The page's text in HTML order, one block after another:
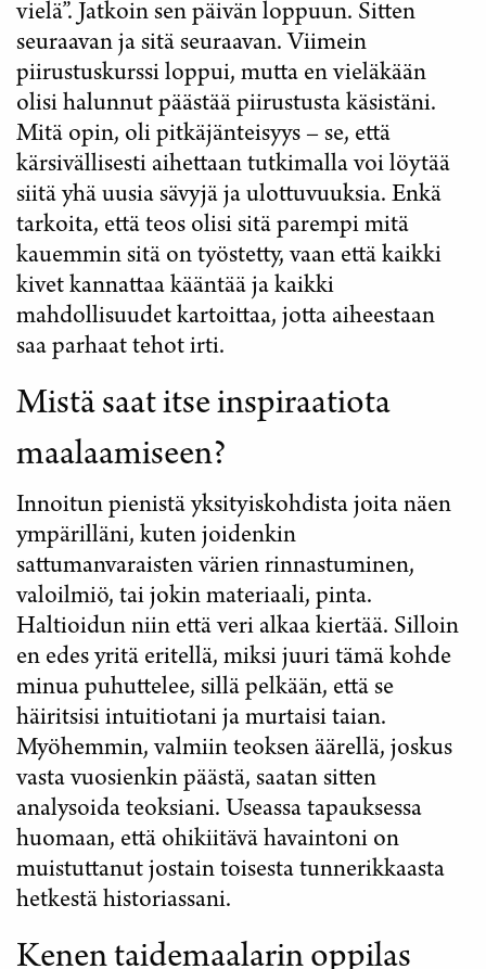
vielä”. Jatkoin sen päivän loppuun. Sitten
seuraavan ja sitä seuraavan. Viimein
piirustuskurssi loppui, mutta en vieläkään
olisi halunnut päästää piirustusta käsistäni.
Mitä opin, oli pitkäjänteisyys – se, että
kärsivällisesti aihettaan tutkimalla voi löytää
siitä yhä uusia sävyjä ja ulottuvuuksia. Enkä
tarkoita, että teos olisi sitä parempi mitä
kauemmin sitä on työstetty, vaan että kaikki
kivet kannattaa kääntää ja kaikki
mahdollisuudet kartoittaa, jotta aiheestaan
saa parhaat tehot irti.
Mistä saat itse inspiraatiota
maalaamiseen?
Innoitun pienistä yksityiskohdista joita näen
ympärilläni, kuten joidenkin
sattumanvaraisten värien rinnastuminen,
valoilmiö, tai jokin materiaali, pinta.
Haltioidun niin että veri alkaa kiertää. Silloin
en edes yritä eritellä, miksi juuri tämä kohde
minua puhuttelee, sillä pelkään, että se
häiritsisi intuitiotani ja murtaisi taian.
Myöhemmin, valmiin teoksen äärellä, joskus
vasta vuosienkin päästä, saatan sitten
analysoida teoksiani. Useassa tapauksessa
huomaan, että ohikiitävä havaintoni on
muistuttanut jostain toisesta tunnerikkaasta
hetkestä historiassani.
Kenen taidemaalarin oppilas